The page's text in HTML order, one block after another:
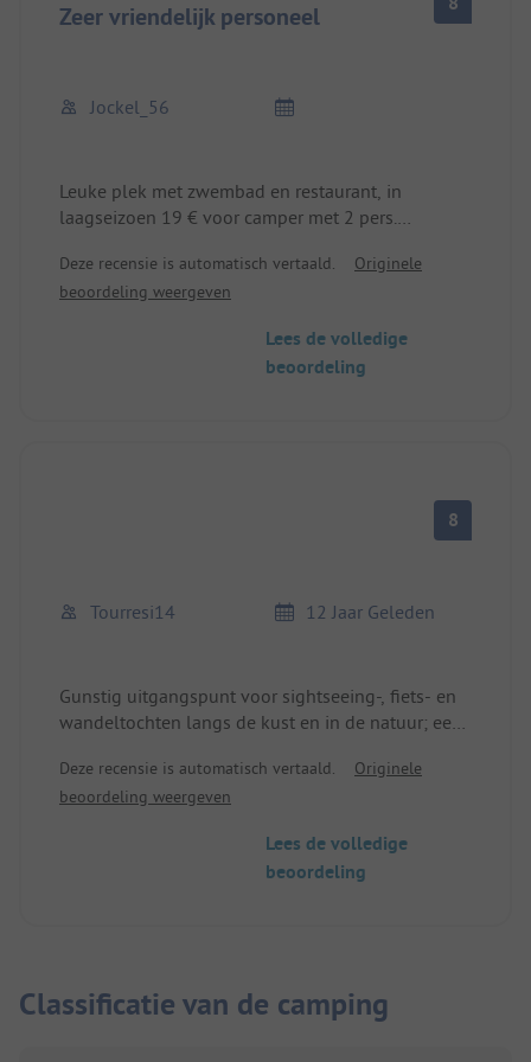
dagelijkse benodigdheden, inclusief muggenspray
Het duurt 20-30 minuten om naar Hendaye Plage
alle verwachte of benodigde faciliteiten en veel
restaurants.
Zeer vriendelijk personeel
Jockel_56
Leuke plek met zwembad en restaurant, in
laagseizoen 19 € voor camper met 2 pers.
avonds laat inchecken.
Wij waren hier maar 1 nacht, gewoon op doorreis.
Deze recensie is automatisch vertaald.
Originele
beoordeling weergeven
Lees de volledige
beoordeling
8
Tourresi14 12 Jaar Geleden
Gunstig uitgangspunt voor sightseeing-, fiets- en
wandeltochten langs de kust en in de natuur; een
het strand (ca. 10 min).
Deze recensie is automatisch vertaald.
Originele
beoordeling weergeven
Lees de volledige
beoordeling
Classificatie van de camping